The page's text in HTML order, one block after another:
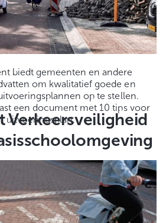
biedt gemeenten en andere
om kwalitatief goede en
op te stellen.
een document met 10 tips voor
uitvoeringsplan.
Verkeersveiligheid